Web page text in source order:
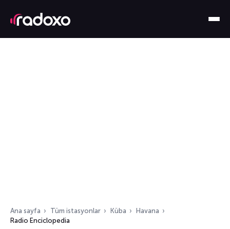
Ana sayfa Tüm istasyonlar Küba
Havana
Radio Enciclopedia